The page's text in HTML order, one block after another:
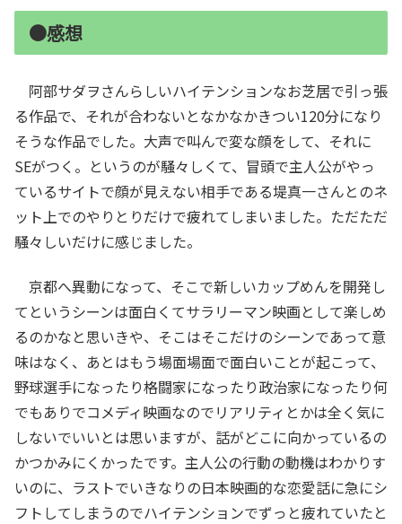
●感想
阿部サダヲさんらしいハイテンションなお芝居で引っ張
る作品で、それが合わないとなかなかきつい120分になり
そうな作品でした。大声で叫んで変な顔をして、それに
SEがつく。というのが騒々しくて、冒頭で主人公がやっ
ているサイトで顔が見えない相手である堤真一さんとのネ
ット上でのやりとりだけで疲れてしまいました。ただただ
騒々しいだけに感じました。
京都へ異動になって、そこで新しいカップめんを開発し
てというシーンは面白くてサラリーマン映画として楽しめ
るのかなと思いきや、そこはそこだけのシーンであって意
味はなく、あとはもう場面場面で面白いことが起こって、
野球選手になったり格闘家になったり政治家になったり何
でもありでコメディ映画なのでリアリティとかは全く気に
しないでいいとは思いますが、話がどこに向かっているの
かつかみにくかったです。主人公の行動の動機はわかりす
いのに、ラストでいきなりの日本映画的な恋愛話に急にシ
フトしてしまうのでハイテンションでずっと疲れていたと